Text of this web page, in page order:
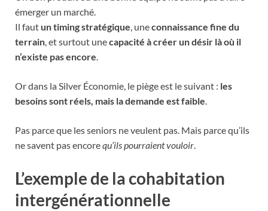
émerger un marché.
Il faut un timing stratégique, uneconnaissance fine du
terrain, et surtout unecapacité à créer un désir là où il
n’existe pas encore.
Or dans la Silver Économie, le piège est le suivant : les
besoins sont réels, mais la demande est faible.
Pas parce que les seniors ne veulent pas. Mais parce qu’ils
ne savent pas encorequ’ils pourraient vouloir.
L’exemple de la cohabitation
intergénérationnelle